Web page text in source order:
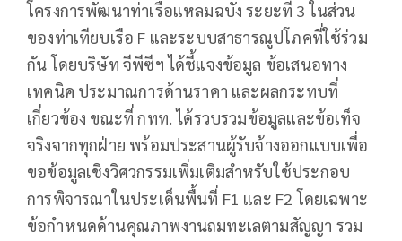
โครงการพัฒนาท่าเรือแหลมฉบัง ระยะที่ 3 ในส่วน
ของท่าเทียบเรือ F และระบบสาธารณูปโภคที่ใช้ร่วม
กัน โดยบริษัท จีพีซีฯ ได้ชี้แจงข้อมูล ข้อเสนอทาง
เทคนิค ประมาณการด้านราคา และผลกระทบที่
เกี่ยวข้อง ขณะที่ กทท. ได้รวบรวมข้อมูลและข้อเท็จ
จริงจากทุกฝ่าย พร้อมประสานผู้รับจ้างออกแบบเพื่อ
ขอข้อมูลเชิงวิศวกรรมเพิ่มเติมสำหรับใช้ประกอบ
การพิจารณาในประเด็นพื้นที่ F1 และ F2 โดยเฉพาะ
ข้อกำหนดด้านคุณภาพงานถมทะเลตามสัญญา รวม